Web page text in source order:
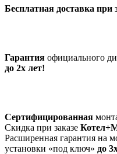
Бесплатная доставка при
Гарантия официального
до 2х лет!
Сертифицированная
Скидка при заказе
Расширенная гарантия на
установки «под ключ» до